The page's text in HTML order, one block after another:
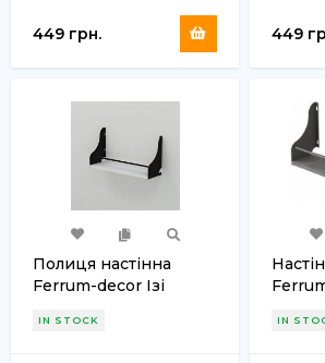
449 грн. 449
Полиця настінна
Ferrum-decor Ізі
Чорний ДСП Біле 16
IN STOCK IN